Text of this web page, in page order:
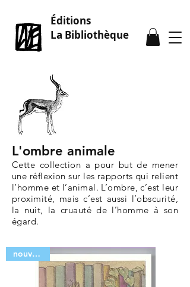
Éditions
La Bibliothèque
L'ombre animale
Cette collection a pour but de mener
une réflexion sur les rapports qui relient
l’homme et l’animal. L’ombre, c’est leur
proximité, mais c’est aussi l’obscurité,
la nuit, la cruauté de l’homme à son
égard.
nouveauté